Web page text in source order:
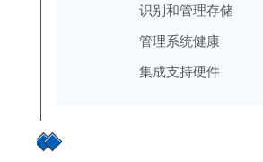
识别和管理存储
管理系统健康
集成支持硬件